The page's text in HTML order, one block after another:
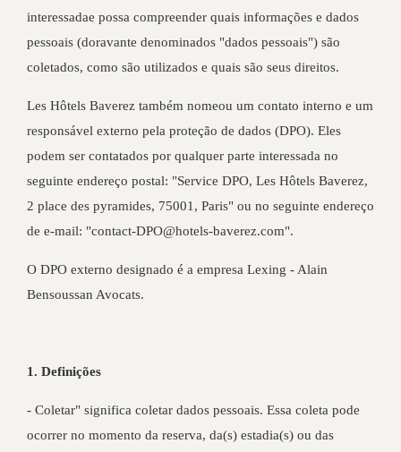
interessadae possa compreender quais informações e dados
pessoais (doravante denominados "dados pessoais") são
coletados, como são utilizados e quais são seus direitos.
Les Hôtels Baverez também nomeou um contato interno e um
responsável externo pela proteção de dados (DPO). Eles
podem ser contatados por qualquer parte interessada no
seguinte endereço postal: "Service DPO, Les Hôtels Baverez,
2 place des pyramides, 75001, Paris" ou no seguinte endereço
de e-mail: "contact-DPO@hotels-baverez.com".
O DPO externo designado é a empresa Lexing - Alain
Bensoussan Avocats.
1. Definições
- Coletar" significa coletar dados pessoais. Essa coleta pode
ocorrer no momento da reserva, da(s) estadia(s) ou das